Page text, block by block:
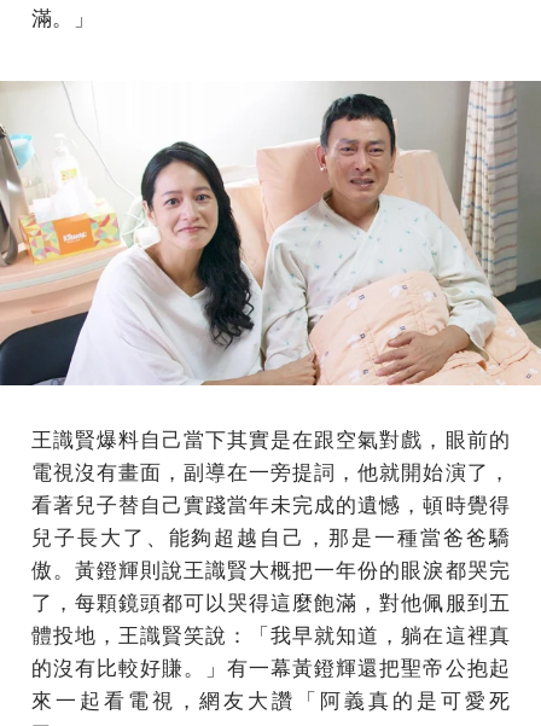
滿。」
王識賢爆料自己當下其實是在跟空氣對戲，眼前的
電視沒有畫面，副導在一旁提詞，他就開始演了，
看著兒子替自己實踐當年未完成的遺憾，頓時覺得
兒子長大了、能夠超越自己，那是一種當爸爸驕
傲。黃鐙輝則說王識賢大概把一年份的眼淚都哭完
了，每顆鏡頭都可以哭得這麼飽滿，對他佩服到五
體投地，王識賢笑說：「我早就知道，躺在這裡真
的沒有比較好賺。」有一幕黃鐙輝還把聖帝公抱起
來一起看電視，網友大讚「阿義真的是可愛死